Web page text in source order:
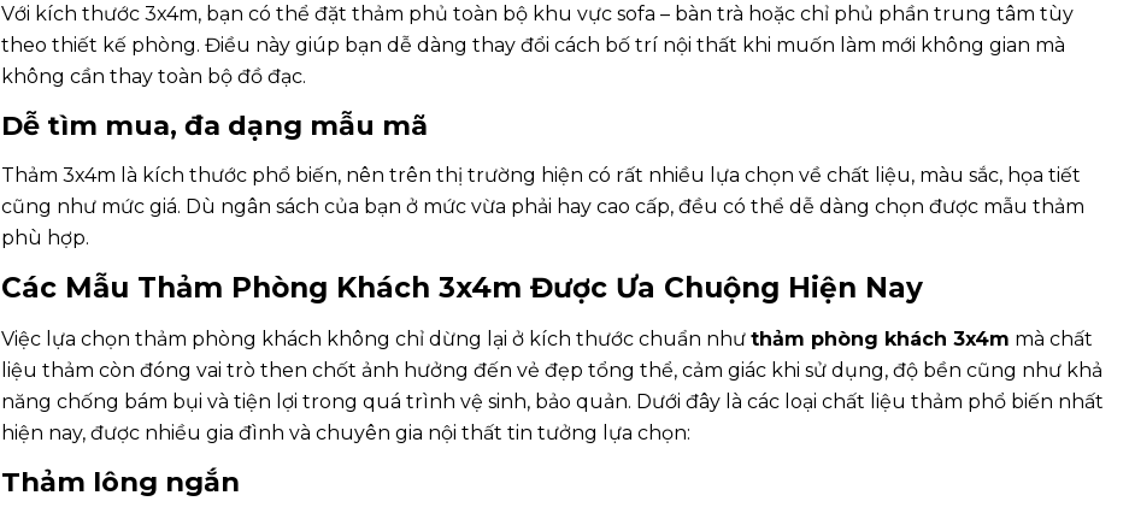
Với kích thước 3x4m, bạn có thể đặt thảm phủ toàn bộ khu vực sofa – bàn trà hoặc chỉ phủ phần trung tâm tùy
theo thiết kế phòng. Điều này giúp bạn dễ dàng thay đổi cách bố trí nội thất khi muốn làm mới không gian mà
không cần thay toàn bộ đồ đạc.
Dễ tìm mua, đa dạng mẫu mã
Thảm 3x4m là kích thước phổ biến, nên trên thị trường hiện có rất nhiều lựa chọn về chất liệu, màu sắc, họa tiết
cũng như mức giá. Dù ngân sách của bạn ở mức vừa phải hay cao cấp, đều có thể dễ dàng chọn được mẫu thảm
phù hợp.
Các Mẫu Thảm Phòng Khách 3x4m Được Ưa Chuộng Hiện Nay
Việc lựa chọn thảm phòng khách không chỉ dừng lại ở kích thước chuẩn như thảm phòng khách 3x4m mà chất
liệu thảm còn đóng vai trò then chốt ảnh hưởng đến vẻ đẹp tổng thể, cảm giác khi sử dụng, độ bền cũng như khả
năng chống bám bụi và tiện lợi trong quá trình vệ sinh, bảo quản. Dưới đây là các loại chất liệu thảm phổ biến nhất
hiện nay, được nhiều gia đình và chuyên gia nội thất tin tưởng lựa chọn:
Thảm lông ngắn